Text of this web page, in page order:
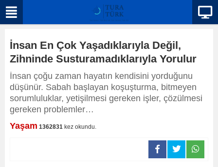
İnsan En Çok Yaşadıklarıyla Değil,
Zihninde Susturamadıklarıyla Yorulur
İnsan çoğu zaman hayatın kendisini yorduğunu
düşünür. Sabah başlayan koşuşturma, bitmeyen
sorumluluklar, yetişilmesi gereken işler, çözülmesi
gereken problemler…
Yaşam 1362831 kez okundu.